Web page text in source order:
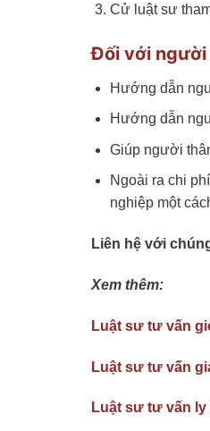
Cử luật sư
Đối với người
Hướng dẫn
Hướng dẫn
Giúp người
Ngoài ra chi
nghiệp một
Liên hệ với
Xem thêm:
Luật sư tư vấn
Luật sư tư vấn
Luật sư tư vấn